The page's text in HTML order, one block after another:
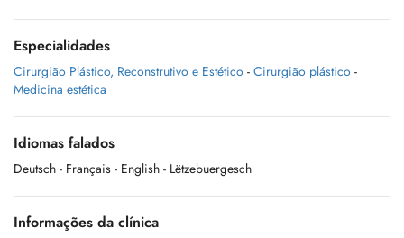
Especialidades
Cirurgião Plástico, Reconstrutivo e Estético - Cirurgião plástico -
Medicina estética
Idiomas falados
Deutsch - Français - English - Lëtzebuergesch
Informações da clínica